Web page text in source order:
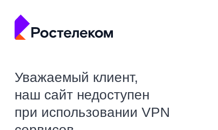
Уважаемый клиент,
наш сайт недоступен
при использовании VPN